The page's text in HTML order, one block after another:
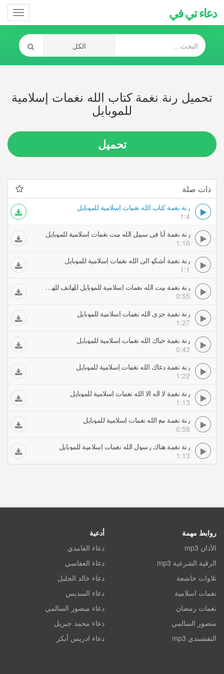
دعاء تي في
تحميل رنة نغمة كتاب الله نغمات إسلامية
للموبايل
تحميل
ذات صلة
رنة نغمة كتاب الله نغمات إسلامية للموبايل
1:4
رنة نغمة أنا في سبيل الله مت نغمات إسلامية للموبايل
1:16
رنة نغمة أشكو الى الله نغمات إسلامية للموبايل
1:1
رنة نغمة بيت الله نغمات إسلامية للموبايل للهاتف للهاتف للهاتف للهاتف للهاتف للهاتف للهاتف للهاتف
0:55
رنة نغمة جزى الله نغمات إسلامية للموبايل
1:27
رنة نغمة حباك الله نغمات إسلامية للموبايل
0:43
رنة نغمة دعاك الله نغمات إسلامية للموبايل
1:22
رنة نغمة لا اله الا الله نغمات إسلامية للموبايل
1:13
رنة نغمة مع الله نغمات إسلامية للموبايل
0:58
رنة نغمة هناك رسول الله نغمات إسلامية للموبايل
1:13
روابط مهمة
الأذان mp3
الرقية الشرعية mp3
تلاوات خاشعة
نغمات اسلامية
نغمات رمضان
منصور السالمي
النقشبندي mp3
أدعية
دعاء الغامدي
دعاء العفاسي
دعاء خالد الجليل
دعاء السديس
دعاء منصور السالمي
دعاء محمد جبريل
دعاء ادريس أبكر